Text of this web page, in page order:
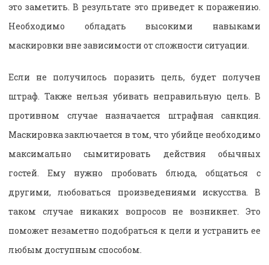
это заметить. В результате это приведет к поражению.
Необходимо обладать высокими навыками
маскировки вне зависимости от сложности ситуации.
Если не получилось поразить цель, будет получен
штраф. Также нельзя убивать неправильную цель. В
противном случае назначается штрафная санкция.
Маскировка заключается в том, что убийце необходимо
максимально сымитировать действия обычных
гостей. Ему нужно пробовать блюда, общаться с
другими, любоваться произведениями искусства. В
таком случае никаких вопросов не возникнет. Это
поможет незаметно подобраться к цели и устранить ее
любым доступным способом.